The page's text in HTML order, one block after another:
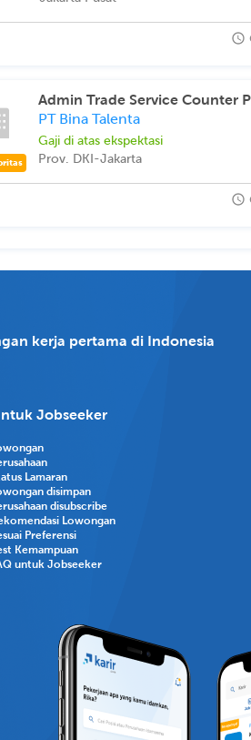
PT Bina Talenta
Gaji di atas ekspektasi
Prov. DKI-Jakarta
kerja pertama di Indonesia
Jobseeker
Lamaran
disimpan
disubscribe
Lowongan
Preferensi
Kemampuan
untuk Jobseeker